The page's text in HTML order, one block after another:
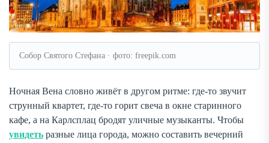
Собор Святого Стефана · фото: freepik.com
Ночная Вена словно живёт в другом ритме: где-то звучит
струнный квартет, где-то горит свеча в окне старинного
кафе, а на Карлсплац бродят уличные музыканты. Чтобы
увидеть разные лица города, можно составить вечерний